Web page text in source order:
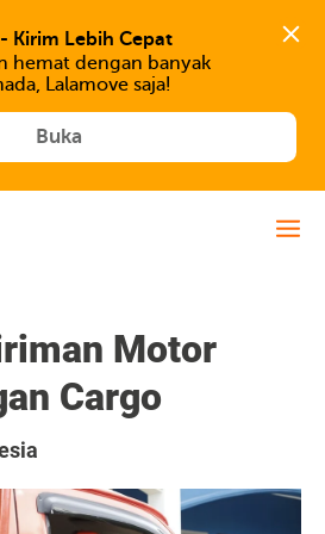
Kirim Lebih Cepat
hemat dengan banyak
Buka
Motor
Cargo